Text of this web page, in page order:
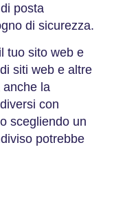
posta
di sicurezza.
tuo sito web e
siti web e altre
anche la
con
scegliendo un
potrebbe